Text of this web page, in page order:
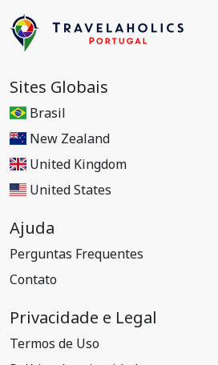
Sites Globais
Brasil
New Zealand
United Kingdom
United States
Ajuda
Perguntas Frequentes
Contato
Privacidade e Legal
Termos de Uso